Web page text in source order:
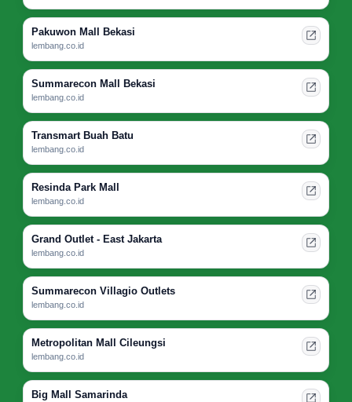
Pakuwon Mall Bekasi
lembang.co.id
Summarecon Mall Bekasi
lembang.co.id
Transmart Buah Batu
lembang.co.id
Resinda Park Mall
lembang.co.id
Grand Outlet - East Jakarta
lembang.co.id
Summarecon Villagio Outlets
lembang.co.id
Metropolitan Mall Cileungsi
lembang.co.id
Big Mall Samarinda